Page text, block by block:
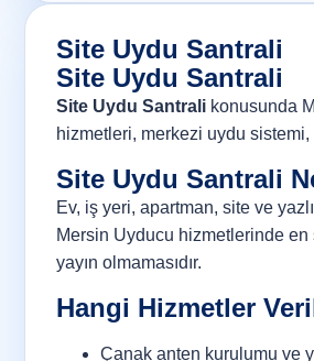
Site Uydu Santrali
Site Uydu Santrali
Site Uydu Santrali konusunda
hizmetleri, merkezi uydu
Site Uydu Santrali
Ev, iş yeri, apartman, site ve
Mersin Uyducu hizmetlerinde en
yayın olmamasıdır.
Hangi Hizmetler
Çanak anten kurulumu ve